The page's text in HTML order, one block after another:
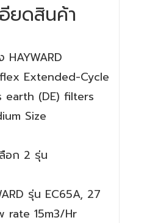
อียดสินค้า
HAYWARD
Extended-Cycle
earth (DE) filters
Size
ลือก 2 รุ่น
รุ่น EC65A, 27
rate 15m3/Hr